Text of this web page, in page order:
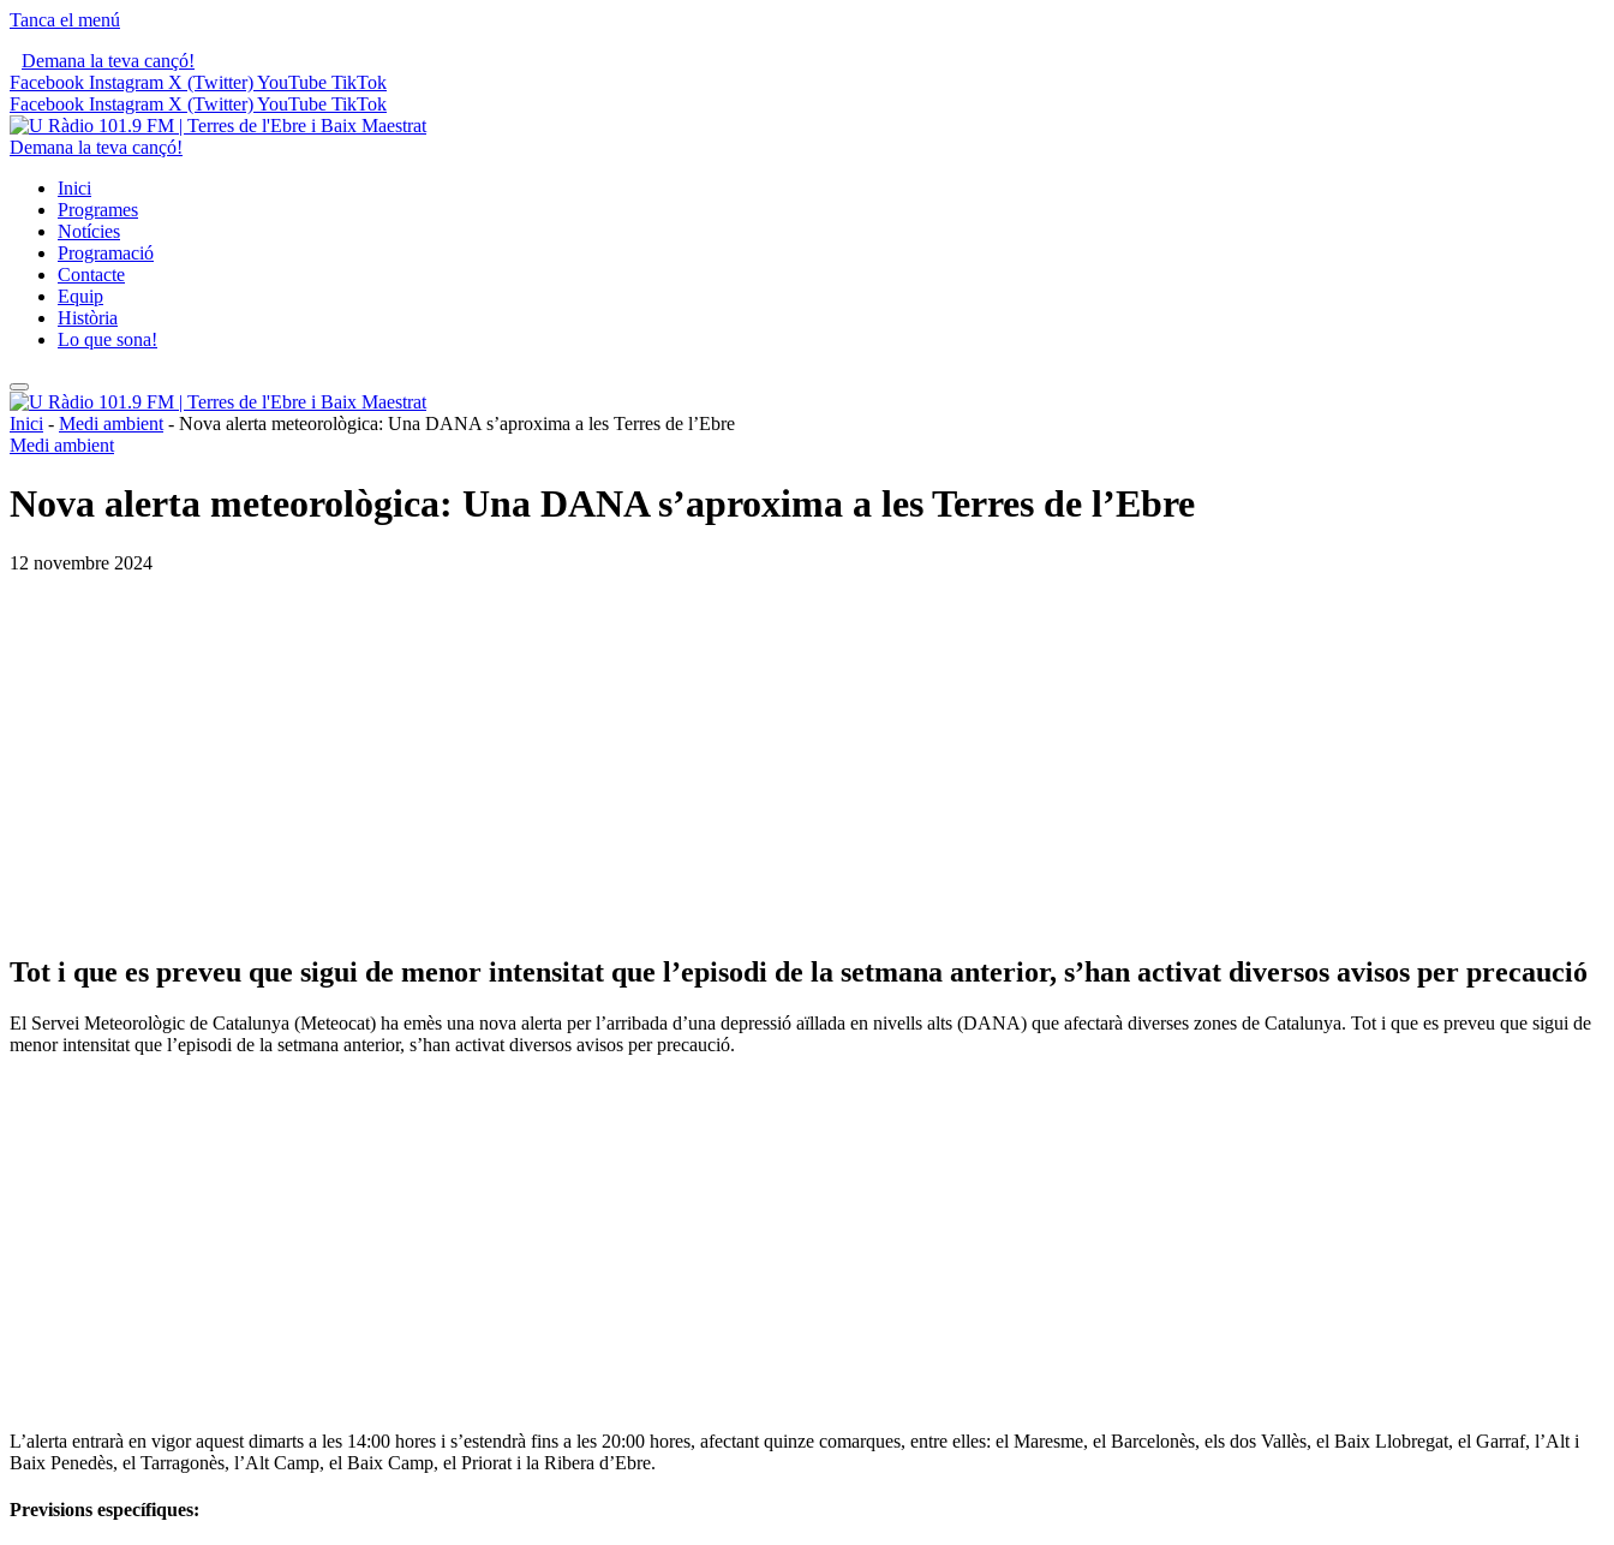
Tanca el menú
Demana la teva cançó!
Facebook Instagram X (Twitter)YouTube TikTok
Facebook Instagram X (Twitter)YouTube TikTok
Demana la teva cançó!
Inici
Programes
Notícies
Programació
Contacte
Equip
Història
Lo que sona!
Inici - Medi ambient - Nova alerta meteorològica: Una DANA s’aproxima a les Terres de l’Ebre
Medi ambient
Nova alerta meteorològica: Una DANA s’aproxima a les Terres de l’Ebre
12 novembre 2024
Tot i que es preveu que sigui de menor intensitat que l’episodi de la setmana anterior, s’han activat diversos avisos per precaució
El Servei Meteorològic de Catalunya (Meteocat) ha emès una nova alerta per l’arribada d’una depressió aïllada en nivells alts (DANA) que afectarà diverses zones de Catalunya. Tot i que es preveu que sigui de
menor intensitat que l’episodi de la setmana anterior, s’han activat diversos avisos per precaució.
L’alerta entrarà en vigor aquest dimarts a les 14:00 hores i s’estendrà fins a les 20:00 hores, afectant quinze comarques, entre elles: el Maresme, el Barcelonès, els dos Vallès, el Baix Llobregat, el Garraf, l’Alt i
Baix Penedès, el Tarragonès, l’Alt Camp, el Baix Camp, el Priorat i la Ribera d’Ebre.
Previsions específiques: